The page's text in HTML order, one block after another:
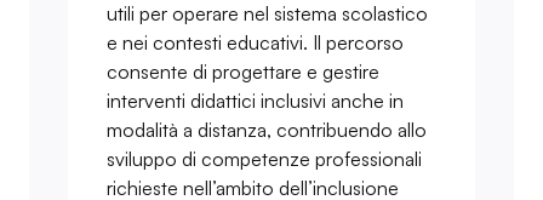
utili per operare nel sistema scolastico
e nei contesti educativi. Il percorso
consente di progettare e gestire
interventi didattici inclusivi anche in
modalità a distanza, contribuendo allo
sviluppo di competenze professionali
richieste nell’ambito dell’inclusione